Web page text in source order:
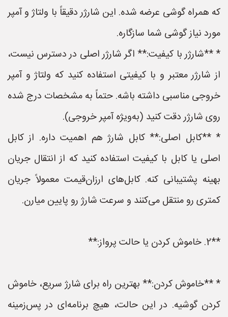
که همراه گوشی عرضه شده. این شارژر دقیقاً با ولتاژ و آمپر
مورد نیاز گوشی شما سازگاره.
* **شارژر با کیفیت:** اگر شارژر اصلی در دسترس نیست،
از شارژر معتبر و با کیفیتی استفاده کنید که ولتاژ و آمپر
خروجی مناسبی داشته باشه. حتماً به مشخصات درج شده
روی شارژر دقت کنید (به‌ویژه آمپر خروجی).
* **کابل اصلی:** کابل شارژ هم اهمیت داره. از کابل
اصلی یا کابل با کیفیت استفاده کنید که از انتقال جریان
بهینه پشتیبانی کنه. کابل‌های ارزان‌قیمت معمولاً جریان
کمتری رو منتقل می‌کنند و سرعت شارژ رو پایین میارن.
**2. خاموش کردن یا حالت پرواز:**
* **خاموش کردن:** بهترین راه برای شارژ سریع، خاموش
کردن گوشیه. در این حالت، هیچ برنامه‌ای در پس‌زمینه